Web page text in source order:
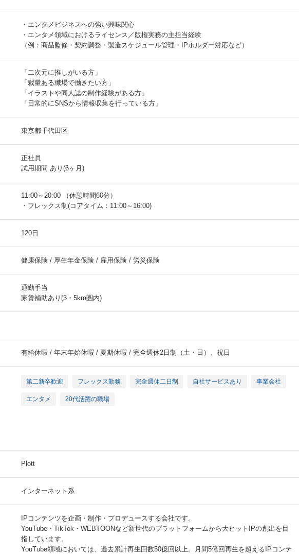
・エンタメビジネスへの強い興味関心
・エンタメ領域におけるライセンス／版権実務の主担当経験
（例：商品監修・契約調整・製造スケジュール管理・IPホルダー対応など）
「二次元に推しがいる方」
「裁量ある職場で働きたい方」
「イラストや同人誌の制作経験がある方」
「日常的にSNSから情報収集を行っている方」
東京都千代田区
正社員
試用期間 あり(6ヶ月)
11:00～20:00 （休憩時間60分）
・フレックス制(コアタイム：11:00～16:00)
120日
健康保険 / 厚生年金保険 / 雇用保険 / 労災保険
通勤手当
家賃補助あり(3・5km圏内)
有給休暇 / 年末年始休暇 / 夏期休暇 / 完全週休2日制（土・日）、祝日
第二新卒歓迎 フレックス勤務 完全週休二日制 自社サービスあり 事業会社
エンタメ 20代活躍の職場
Plott
インターネット系
IPコンテンツを企画・制作・プロデュースする会社です。
YouTube・TikTok・WEBTOONなど新世代のプラットフォームから大ヒットIPの創出を目
指しています。
YouTube領域においては、過去累計再生回数50億回以上。月間5億回再生を超えるIPコンテ